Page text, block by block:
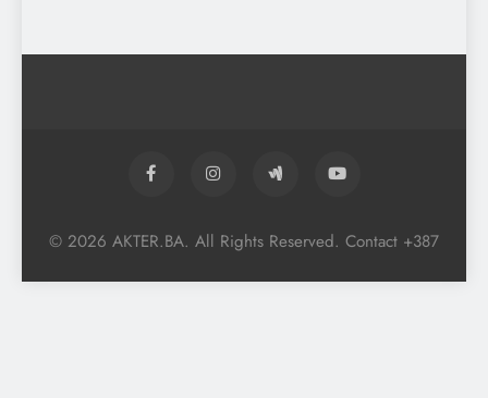
© 2026 AKTER.BA. All Rights Reserved. Contact +387